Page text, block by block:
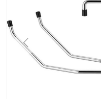
Previous